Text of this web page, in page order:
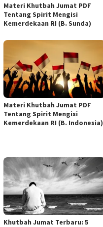
Materi Khutbah Jumat PDF
Tentang Spirit Mengisi
Kemerdekaan RI (B. Sunda)
Materi Khutbah Jumat PDF
Tentang Spirit Mengisi
Kemerdekaan RI (B. Indonesia)
Khutbah Jumat Terbaru: 5